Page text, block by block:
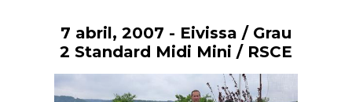
Vés
al
7 abril, 2007 - Eivissa / Grau
2 Standard Midi Mini / RSCE